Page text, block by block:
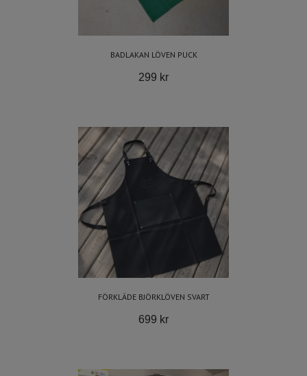
BADLAKAN LÖVEN PUCK
299 kr
FÖRKLÄDE BJÖRKLÖVEN SVART
699 kr